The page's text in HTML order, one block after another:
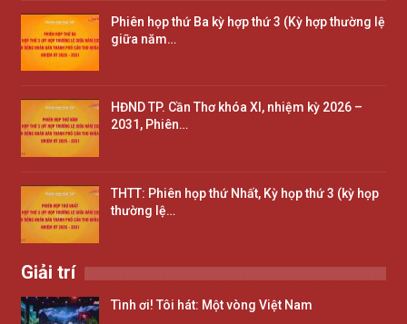
Phiên họp thứ Ba kỳ hợp thứ 3 (Kỳ hợp thường lệ
giữa năm…
HĐND TP. Cần Thơ khóa XI, nhiệm kỳ 2026 –
2031, Phiên…
THTT: Phiên họp thứ Nhất, Kỳ họp thứ 3 (kỳ họp
thường lệ…
Giải trí
Tình ơi! Tôi hát: Một vòng Việt Nam